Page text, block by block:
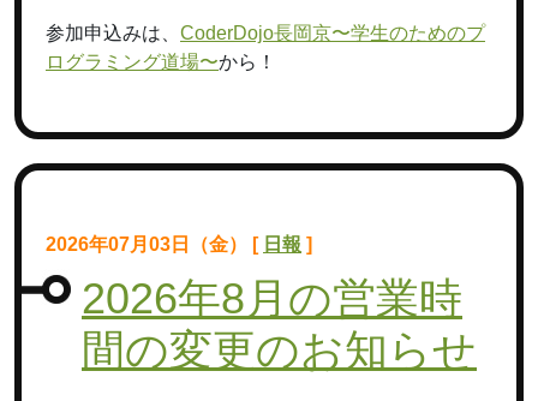
参加申込みは、 CoderDojo長岡京〜学生のためのプ
ログラミング道場〜から！
2026年07月03日（金） [ 日報 ]
2026年8月の営業時
間の変更のお知らせ